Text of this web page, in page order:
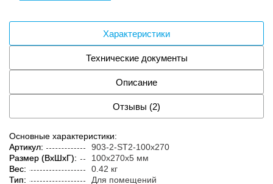
Характеристики
Технические документы
Описание
Отзывы (2)
Основные характеристики:
Артикул:
903-2-ST2-100x270
Размер (ВxШxГ):
100x270x5 мм
Вес:
0.42 кг
Тип:
Для помещений